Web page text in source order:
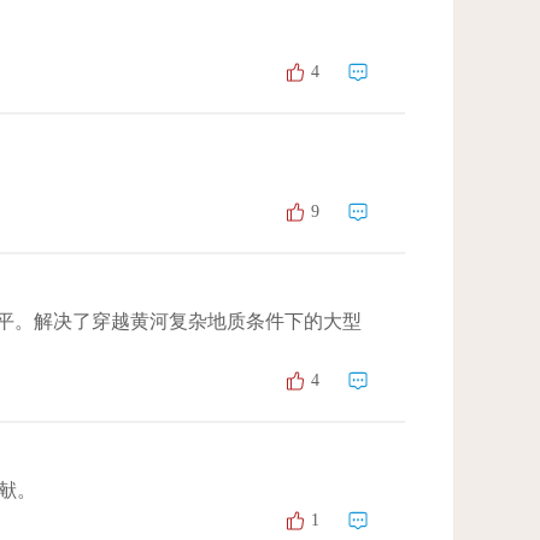
4
9
。解决了穿越黄河复杂地质条件下的大型
4
。
1